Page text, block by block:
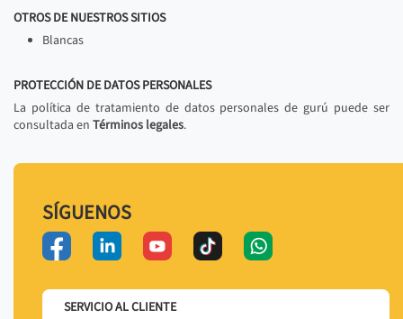
OTROS DE NUESTROS SITIOS
Blancas
PROTECCIÓN DE DATOS PERSONALES
La política de tratamiento de datos personales de gurú puede ser
consultada en Términos legales.
SÍGUENOS
SERVICIO AL CLIENTE